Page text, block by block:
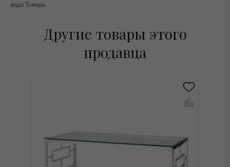
вида Товара.
Другие товары этого
продавца